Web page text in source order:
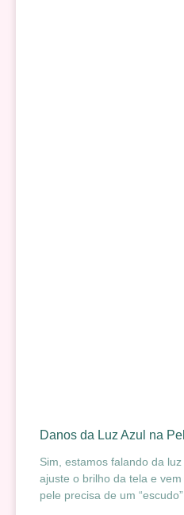
Danos da Luz Azul na
Sim, estamos falando da
ajuste o brilho da tela e
pele precisa de um